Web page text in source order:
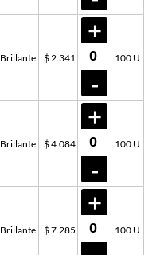
Brillante $ 2.341 100 U
Brillante $ 4.084 100 U
Brillante $ 7.285 100 U